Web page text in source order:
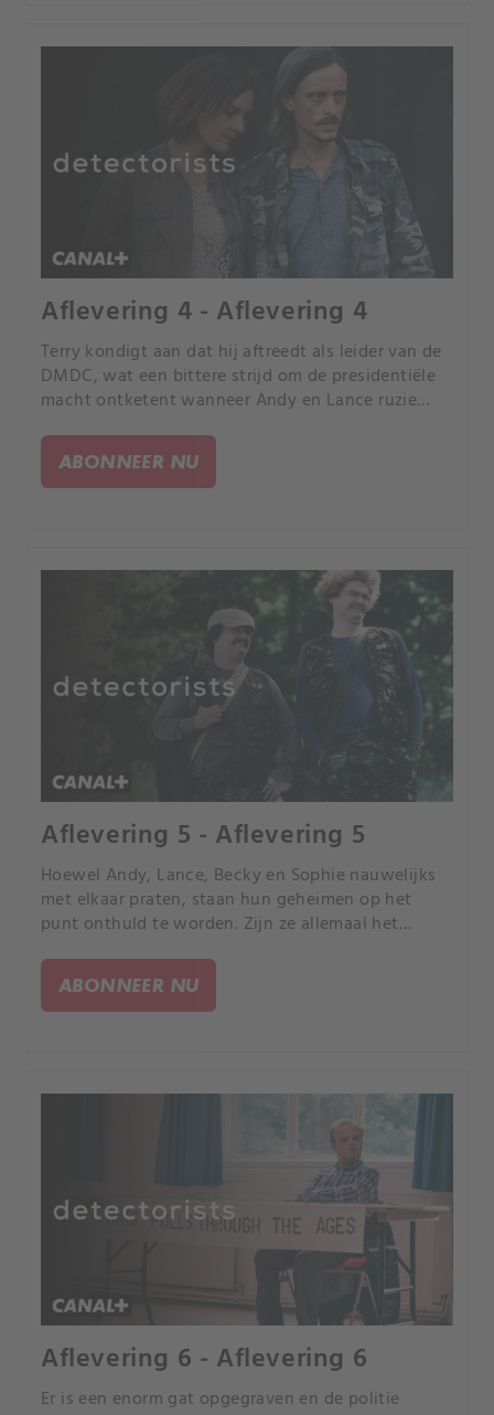
Aflevering 4 - Aflevering 4
Terry kondigt aan dat hij aftreedt als leider van de
DMDC, wat een bittere strijd om de presidentiële
macht ontketent wanneer Andy en Lance ruzie
gedwongen om bondgenoten te worden in de Two
Brewers pubquiz.
ABONNEER NU
Aflevering 5 - Aflevering 5
Hoewel Andy, Lance, Becky en Sophie nauwelijks
met elkaar praten, staan hun geheimen op het
punt onthuld te worden. Zijn ze allemaal het
wil iedereen op Bishop's Farm gaan wonen?.
ABONNEER NU
Aflevering 6 - Aflevering 6
Er is een enorm gat opgegraven en de politie